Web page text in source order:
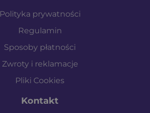
Polityka prywatności
Regulamin
Sposoby płatności
Zwroty i reklamacje
Pliki Cookies
Kontakt